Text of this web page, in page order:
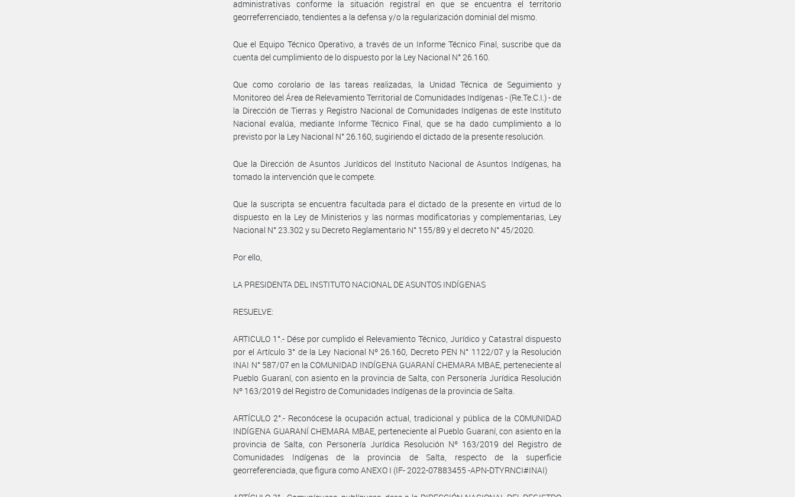
administrativas conforme la situación registral en que se encuentra el territorio
georreferrenciado, tendientes a la defensa y/o la regularización dominial del mismo.
Que el Equipo Técnico Operativo, a través de un Informe Técnico Final, suscribe que da
cuenta del cumplimiento de lo dispuesto por la Ley Nacional N° 26.160.
Que como corolario de las tareas realizadas, la Unidad Técnica de Seguimiento y
Monitoreo del Área de Relevamiento Territorial de Comunidades Indígenas - (Re.Te.C.I.) - de
la Dirección de Tierras y Registro Nacional de Comunidades Indígenas de este Instituto
Nacional evalúa, mediante Informe Técnico Final, que se ha dado cumplimiento a lo
previsto por la Ley Nacional N° 26.160, sugiriendo el dictado de la presente resolución.
Que la Dirección de Asuntos Jurídicos del Instituto Nacional de Asuntos Indígenas, ha
tomado la intervención que le compete.
Que la suscripta se encuentra facultada para el dictado de la presente en virtud de lo
dispuesto en la Ley de Ministerios y las normas modificatorias y complementarias, Ley
Nacional N° 23.302 y su Decreto Reglamentario N° 155/89 y el decreto N° 45/2020.
Por ello,
LA PRESIDENTA DEL INSTITUTO NACIONAL DE ASUNTOS INDÍGENAS
RESUELVE:
ARTICULO 1°.- Dése por cumplido el Relevamiento Técnico, Jurídico y Catastral dispuesto
por el Artículo 3° de la Ley Nacional Nº 26.160, Decreto PEN N° 1122/07 y la Resolución
INAI N° 587/07 en la COMUNIDAD INDÍGENA GUARANÍ CHEMARA MBAE, perteneciente al
Pueblo Guaraní, con asiento en la provincia de Salta, con Personería Jurídica Resolución
Nº 163/2019 del Registro de Comunidades Indígenas de la provincia de Salta.
ARTÍCULO 2°.- Reconócese la ocupación actual, tradicional y pública de la COMUNIDAD
INDÍGENA GUARANÍ CHEMARA MBAE, perteneciente al Pueblo Guaraní, con asiento en la
provincia de Salta, con Personería Jurídica Resolución Nº 163/2019 del Registro de
Comunidades Indígenas de la provincia de Salta, respecto de la superficie
georreferenciada, que figura como ANEXO I (IF- 2022-07883455 -APN-DTYRNCI#INAI)